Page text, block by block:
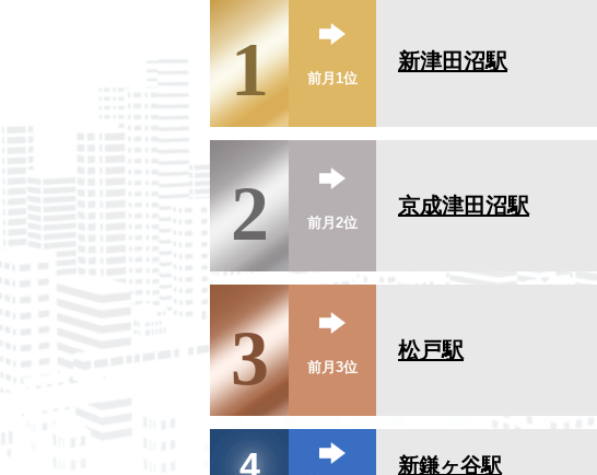
1 前月1位
新津田沼駅
2 前月2位
京成津田沼駅
3 前月3位
松戸駅
4 新鎌ヶ谷駅